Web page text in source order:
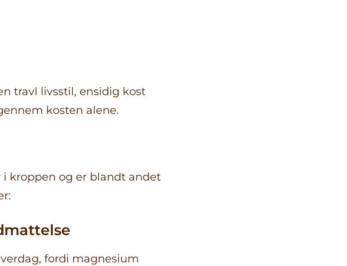
travl livsstil, ensidig kost
kosten alene.
kroppen og er blandt andet
fordi magnesium